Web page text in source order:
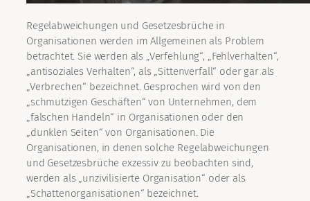
Regelabweichungen und Gesetzesbrüche in
Organisationen werden im Allgemeinen als Problem
betrachtet. Sie werden als „Verfehlung“, „Fehlverhalten“,
„antisoziales Verhalten“, als „Sittenverfall“ oder gar als
„Verbrechen“ bezeichnet. Gesprochen wird von den
„schmutzigen Geschäften“ von Unternehmen, dem
„falschen Handeln“ in Organisationen oder den
„dunklen Seiten“ von Organisationen. Die
Organisationen, in denen solche Regelabweichungen
und Gesetzesbrüche exzessiv zu beobachten sind,
werden als „unzivilisierte Organisation“ oder als
„Schattenorganisationen“ bezeichnet.